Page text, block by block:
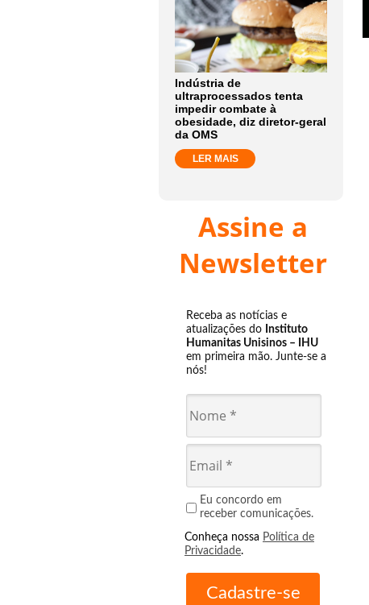
Indústria de
ultraprocessados tenta
impedir combate à
obesidade, diz diretor-geral
da OMS
LER MAIS
Assine a
Newsletter
Receba as notícias e
atualizações do Instituto
Humanitas Unisinos – IHU
em primeira mão. Junte-se a
nós!
Eu concordo em
receber comunicações.
Conheça nossa Política de
Privacidade.